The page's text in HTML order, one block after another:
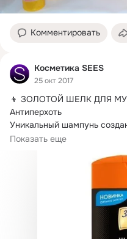
Комментировать
Косметика SEES
25 окт 2017
👦 ЗОЛОТОЙ ШЕЛК ДЛЯ
Антиперхоть
Уникальный шампунь
предназначен для борьбы с
Показать еще